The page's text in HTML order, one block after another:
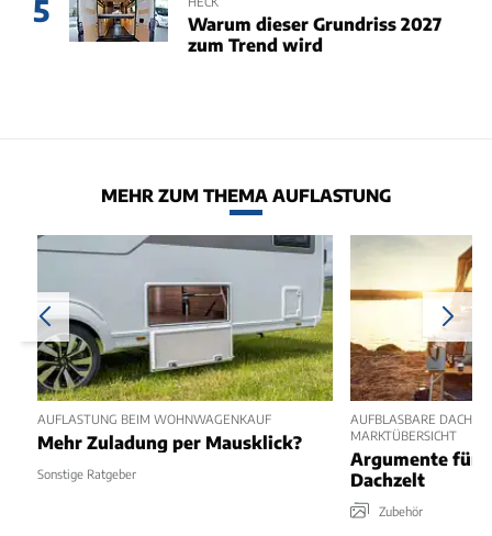
5
Warum dieser Grundriss 2027
zum Trend wird
MEHR ZUM THEMA AUFLASTUNG
AUFLASTUNG BEIM WOHNWAGENKAUF
Mehr Zuladung per Mausklick?
Sonstige Ratgeber
AUFBLASBARE
MARKTÜBERSICHT
Argumente für
Dachzelt
Zubehör